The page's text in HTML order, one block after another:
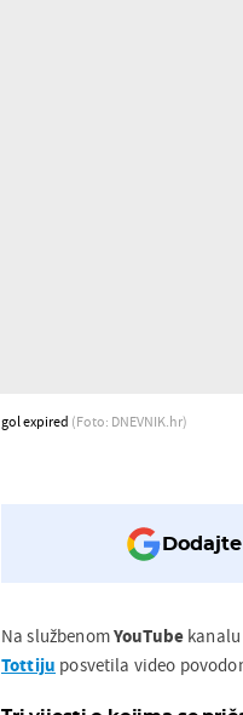
gol expired (Foto: DNEVNIK.hr)
Na službenomYouTube kanalu
Tottiju posvetila video